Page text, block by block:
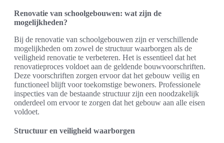
Renovatie van schoolgebouwen: wat zijn de
mogelijkheden?
Bij de renovatie van schoolgebouwen zijn er verschillende
mogelijkheden om zowel de structuur waarborgen als de
veiligheid renovatie te verbeteren. Het is essentieel dat het
renovatieproces voldoet aan de geldende bouwvoorschriften.
Deze voorschriften zorgen ervoor dat het gebouw veilig en
functioneel blijft voor toekomstige bewoners. Professionele
inspecties van de bestaande structuur zijn een noodzakelijk
onderdeel om ervoor te zorgen dat het gebouw aan alle eisen
voldoet.
Structuur en veiligheid waarborgen